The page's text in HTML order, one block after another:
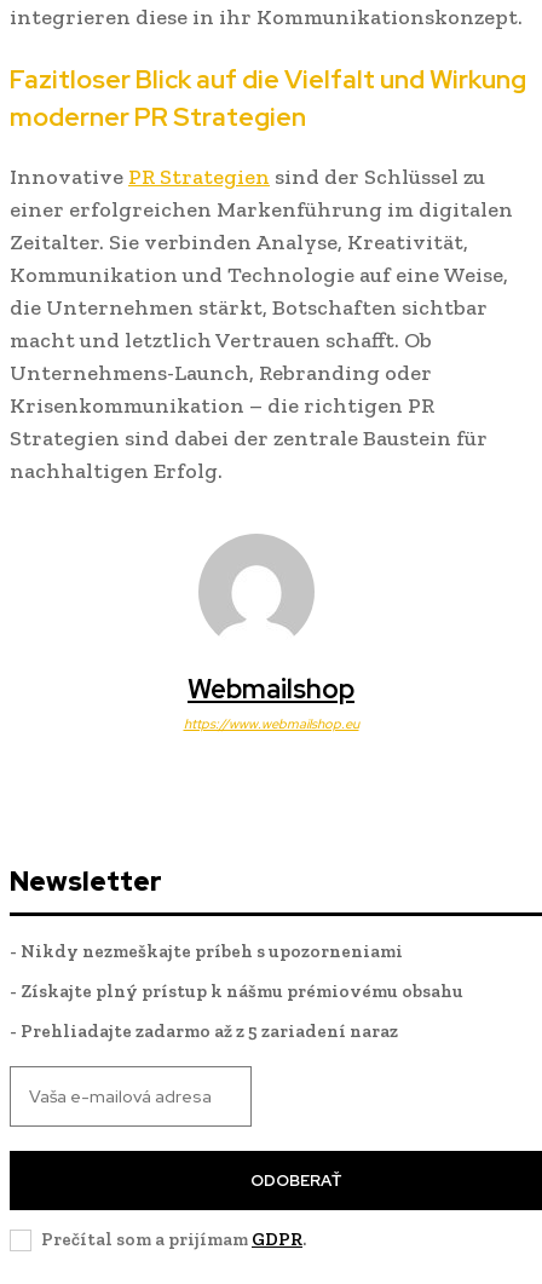
integrieren diese in ihr Kommunikationskonzept.
Fazitloser Blick auf die Vielfalt und Wirkung
moderner PR Strategien
Innovative PR Strategien sind der Schlüssel zu
einer erfolgreichen Markenführung im digitalen
Zeitalter. Sie verbinden Analyse, Kreativität,
Kommunikation und Technologie auf eine Weise,
die Unternehmen stärkt, Botschaften sichtbar
macht und letztlich Vertrauen schafft. Ob
Unternehmens-Launch, Rebranding oder
Krisenkommunikation – die richtigen PR
Strategien sind dabei der zentrale Baustein für
nachhaltigen Erfolg.
Webmailshop
https://www.webmailshop.eu
Newsletter
- Nikdy nezmeškajte príbeh s upozorneniami
- Získajte plný prístup k nášmu prémiovému obsahu
- Prehliadajte zadarmo až z 5 zariadení naraz
ODOBERAŤ
Prečítal som a prijímam GDPR.